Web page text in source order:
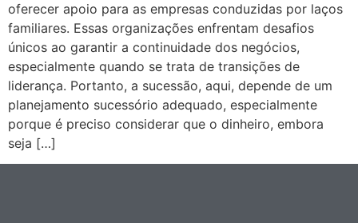
oferecer apoio para as empresas conduzidas por laços
familiares. Essas organizações enfrentam desafios
únicos ao garantir a continuidade dos negócios,
especialmente quando se trata de transições de
liderança. Portanto, a sucessão, aqui, depende de um
planejamento sucessório adequado, especialmente
porque é preciso considerar que o dinheiro, embora
seja […]